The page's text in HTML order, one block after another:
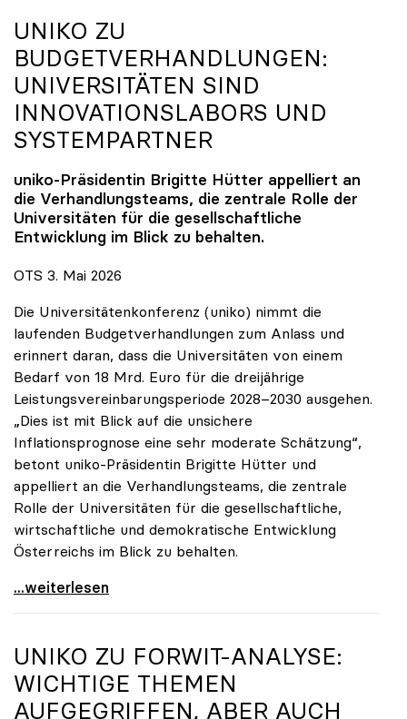
UNIKO ZU
BUDGETVERHANDLUNGEN:
UNIVERSITÄTEN SIND
INNOVATIONSLABORS UND
SYSTEMPARTNER
uniko-Präsidentin Brigitte Hütter appelliert an
die Verhandlungsteams, die zentrale Rolle der
Universitäten für die gesellschaftliche
Entwicklung im Blick zu behalten.
OTS 3. Mai 2026
Die Universitätenkonferenz (uniko) nimmt die
laufenden Budgetverhandlungen zum Anlass und
erinnert daran, dass die Universitäten von einem
Bedarf von 18 Mrd. Euro für die dreijährige
Leistungsvereinbarungsperiode 2028–2030 ausgehen.
„Dies ist mit Blick auf die unsichere
Inflationsprognose eine sehr moderate Schätzung“,
betont uniko-Präsidentin Brigitte Hütter und
appelliert an die Verhandlungsteams, die zentrale
Rolle der Universitäten für die gesellschaftliche,
wirtschaftliche und demokratische Entwicklung
Österreichs im Blick zu behalten.
uniko zu Budgetverhandlungen: Universitäten sind
...weiterlesen
UNIKO ZU FORWIT-ANALYSE:
WICHTIGE THEMEN
AUFGEGRIFFEN, ABER AUCH